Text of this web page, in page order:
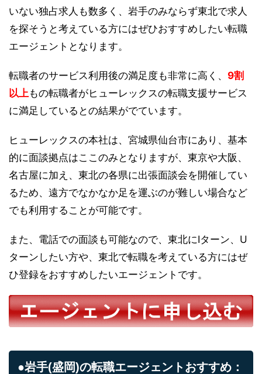
いない独占求人も数多く、岩手のみならず東北で求人
を探そうと考えている方にはぜひおすすめしたい転職
エージェントとなります。
転職者のサービス利用後の満足度も非常に高く、 9割
以上 もの転職者がヒューレックスの転職支援サービス
に満足しているとの結果がでています。
ヒューレックスの本社は、宮城県仙台市にあり、基本
的に面談拠点はここのみとなりますが、東京や大阪、
名古屋に加え、東北の各県に出張面談会を開催してい
るため、遠方でなかなか足を運ぶのが難しい場合など
でも利用することが可能です。
また、電話での面談も可能なので、東北にIターン、U
ターンしたい方や、東北で転職を考えている方にはぜ
ひ登録をおすすめしたいエージェントです。
●岩手(盛岡)の転職エージェントおすすめ：